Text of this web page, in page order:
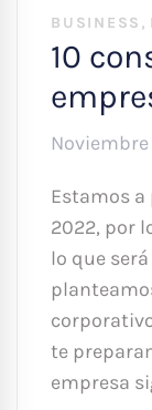
BUSINESS ,
10
Estamos a
2022, por
lo que
te
empresa